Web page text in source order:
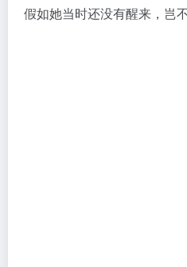
假如她当时还没有醒来，岂